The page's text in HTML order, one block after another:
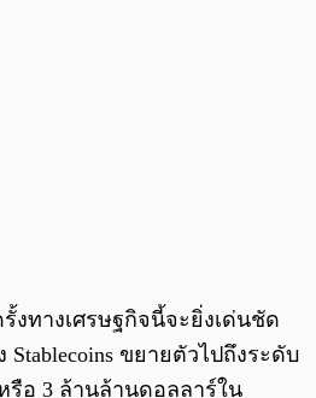
งทางเศรษฐกิจนี้จะยิ่งเด่นชัด
ขยายตัวไปถึงระดับ
รือ 3 ล้านล้านดอลลาร์ใน